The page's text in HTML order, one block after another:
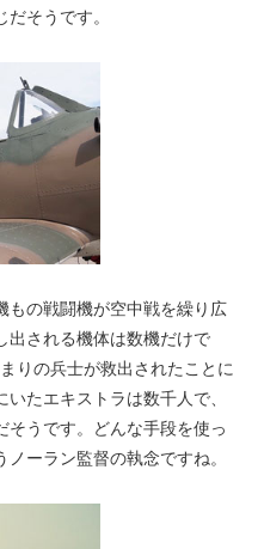
そうです。
もの戦闘機が空中戦を繰り広
出される機体は数機だけで
りの兵士が救出されたことに
たエキストラは数千人で、
そうです。どんな手段を使っ
ーラン監督の執念ですね。